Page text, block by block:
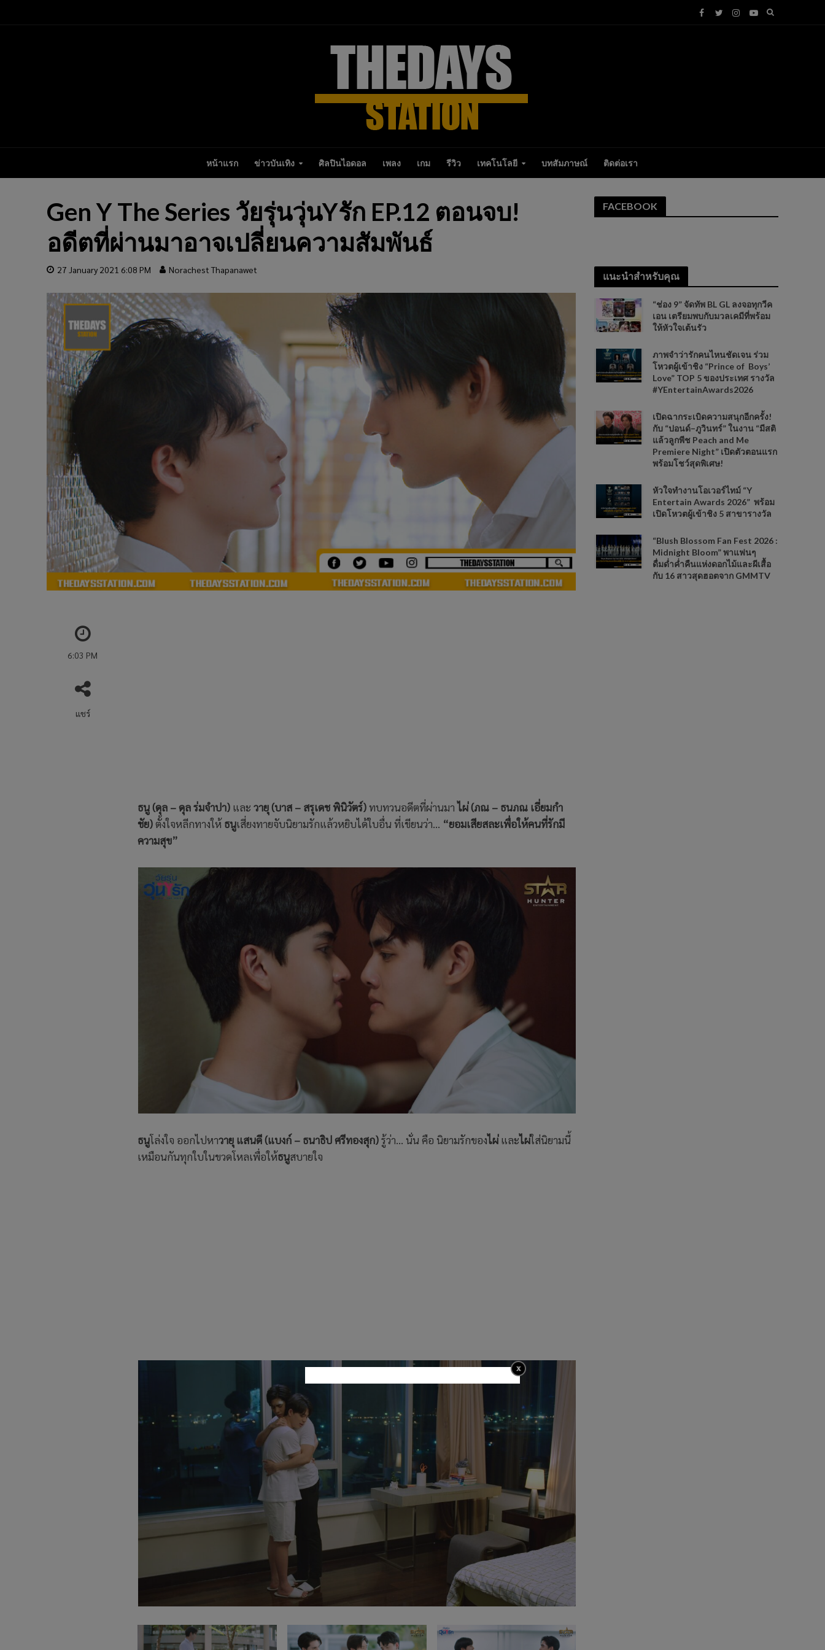
หน้าแรก ข่าวบันเทิง ศิลปินไอดอล เพลง เกม รีวิว เทคโนโลยี บทสัมภาษณ์ ติดต่อเรา
Gen Y The Series วัยรุ่นวุ่นYรัก EP.12 ตอนจบ!
อดีตที่ผ่านมาอาจเปลี่ยนความสัมพันธ์
27 January 2021 6:08 PM Norachest Thapanawet
6:03 PM
แชร์
ธนู (ดุล – ดุล ร่มจำปา) และวายุ (บาส – สรุเดช พินิวัตร์) ทบทวนอดีตที่ผ่านมาไผ่ (ภณ – ธนภณ เอี่ยมกำ
ชัย)ตั้งใจหลีกทางให้ ธนูเสี่ยงทายจับนิยามรักแล้วหยิบได้ใบอื่น ที่เขียนว่า… “ยอมเสียสละเพื่อให้คนที่รักมี
ความสุข”
ธนูโล่งใจ ออกไปหาวายุ แสนดี (แบงก์ – ธนาธิป ศรีทองสุก)รู้ว่า… นั่น คือ นิยามรักของไผ่และไผ่ใส่นิยามนี้
เหมือนกันทุกใบในขวดโหลเพื่อให้ธนูสบายใจ
FACEBOOK
แนะนำสำหรับคุณ
“ช่อง 9” จัดทัพ BL GL ลงจอทุกวีค
เอน เตรียมพบกับมวลเคมีที่พร้อม
ให้หัวใจเต้นรัว
ภาพจำว่ารักคนไหนชัดเจน ร่วม
โหวตผู้เข้าชิง “Prince of Boys’
Love” TOP 5 ของประเทศ รางวัล
#YEntertainAwards2026
เปิดฉากระเบิดความสนุกอีกครั้ง!
กับ “ปอนด์–ภูวินทร์” ในงาน “มีสติ
แล้วลูกพีช Peach and Me
Premiere Night” เปิดตัวตอนแรก
พร้อมโชว์สุดพิเศษ!
หัวใจทำงานโอเวอร์ไทม์ “Y
Entertain Awards 2026” พร้อม
เปิดโหวตผู้เข้าชิง 5 สาขารางวัล
“Blush Blossom Fan Fest 2026 :
Midnight Bloom” พาแฟนๆ
ดื่มด่ำค่ำคืนแห่งดอกไม้และผีเสื้อ
กับ 16 สาวสุดฮอตจาก GMMTV